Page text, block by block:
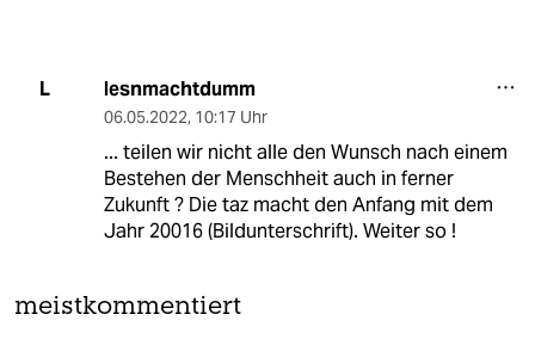
L lesnmachtdumm
06.05.2022, 10:17 Uhr
... teilen wir nicht alle den Wunsch nach einem
Bestehen der Menschheit auch in ferner
Zukunft ? Die taz macht den Anfang mit dem
Jahr 20016 (Bildunterschrift). Weiter so !
meistkommentiert